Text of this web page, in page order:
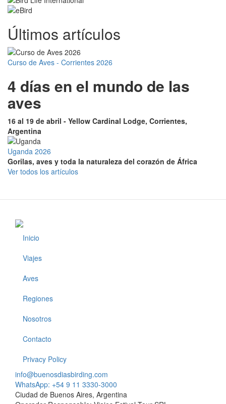
Últimos artículos
Curso de Aves - Corrientes 2026
4 días en el mundo de las
aves
16 al 19 de abril - Yellow Cardinal Lodge, Corrientes,
Argentina
Uganda 2026
Gorilas, aves y toda la naturaleza del corazón de África
Ver todos los artículos
Footer
Inicio
Viajes
Aves
Regiones
Nosotros
Contacto
Privacy Policy
info@buenosdiasbirding.com
WhatsApp: +54 9 11 3330-3000
Ciudad de Buenos Aires, Argentina